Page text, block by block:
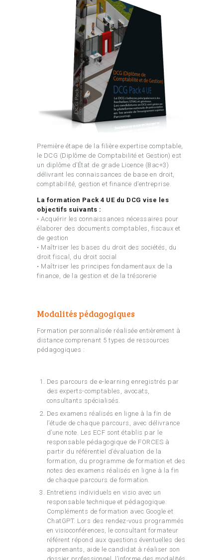
Première étape de la filière expertise comptable,
le DCG (Diplôme de Comptabilité et Gestion) est
un diplôme d’État de grade Licence (Bac+3)
délivrant les connaissances de base en droit,
comptabilité, gestion et finance d’entreprise.
La formation Pack 4 UE du DCG vise les
objectifs suivants :
• Acquérir les connaissances nécessaires pour
élaborer des documents comptables, fiscaux et
de gestion
• Maîtriser les bases du droit des sociétés, du
droit fiscal, du droit social
• Maîtriser les principes fondamentaux de la
finance, de la gestion et de la trésorerie
Modalités pédagogiques
Formation personnalisée réalisée entièrement à
distance comprenant 5 types de ressources
pédagogiques :
Des parcours de e-learning enregistrés par
des experts-comptables, avocats,
consultants spécialisés.
Des examens réalisés en ligne à la fin de
l’étude de chaque parcours, avec délivrance
d’une note. Les ECF sont établis par le
responsable pédagogique de FORCES à
partir du référentiel d’évaluation de la
formation, du programme de formation et des
notes des examens réalisés en ligne à la fin
de chaque parcours de formation.
Entretiens individuels en visio avec un
responsable technique et pédagogique.
Compléments de formation avec Google et
ChatGPT. Lors des rendez-vous programmés
en visioconférences, le consultant formateur
référent répond aux questions éventuelles des
apprenants, aide le candidat à réaliser son